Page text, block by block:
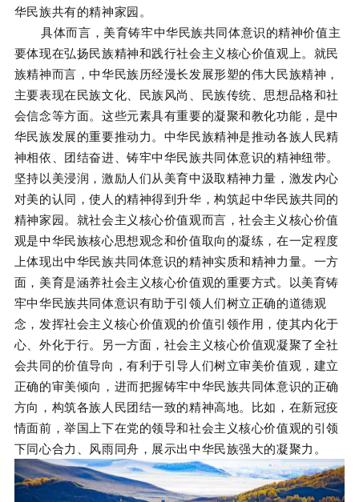
华民族共有的精神家园。
具体而言，美育铸牢中华民族共同体意识的精神价值主
要体现在弘扬民族精神和践行社会主义核心价值观上。就民
族精神而言，中华民族历经漫长发展形塑的伟大民族精神，
主要表现在民族文化、民族风尚、民族传统、思想品格和社
会信念等方面。这些元素具有重要的凝聚和教化功能，是中
华民族发展的重要推动力。中华民族精神是推动各族人民精
神相依、团结奋进、铸牢中华民族共同体意识的精神纽带。
坚持以美浸润，激励人们从美育中汲取精神力量，激发内心
对美的认同，使人的精神得到升华，构筑起中华民族共同的
精神家园。就社会主义核心价值观而言，社会主义核心价值
观是中华民族核心思想观念和价值取向的凝练，在一定程度
上体现出中华民族共同体意识的精神实质和精神力量。一方
面，美育是涵养社会主义核心价值观的重要方式。以美育铸
牢中华民族共同体意识有助于引领人们树立正确的道德观
念，发挥社会主义核心价值观的价值引领作用，使其内化于
心、外化于行。另一方面，社会主义核心价值观凝聚了全社
会共同的价值导向，有利于引导人们树立审美价值观，建立
正确的审美倾向，进而把握铸牢中华民族共同体意识的正确
方向，构筑各族人民团结一致的精神高地。比如，在新冠疫
情面前，举国上下在党的领导和社会主义核心价值观的引领
下同心合力、风雨同舟，展示出中华民族强大的凝聚力。